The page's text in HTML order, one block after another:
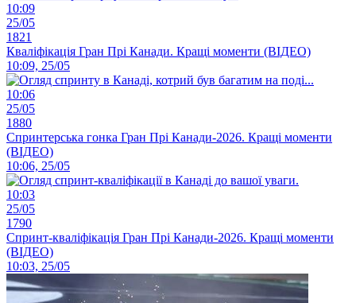
10:09
25/05
1821
Кваліфікація Гран Прі Канади. Кращі моменти (ВІДЕО)
10:09, 25/05
10:06
25/05
1880
Спринтерська гонка Гран Прі Канади-2026. Кращі моменти
(ВІДЕО)
10:06, 25/05
10:03
25/05
1790
Спринт-кваліфікація Гран Прі Канади-2026. Кращі моменти
(ВІДЕО)
10:03, 25/05